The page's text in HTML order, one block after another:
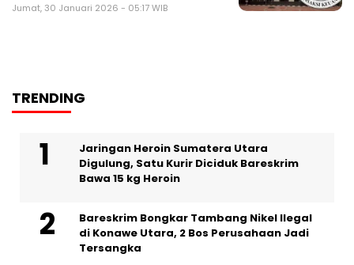
Jumat, 30 Januari 2026 - 05:17 WIB
TRENDING
Jaringan Heroin Sumatera Utara
Digulung, Satu Kurir Diciduk Bareskrim
Bawa 15 kg Heroin
Bareskrim Bongkar Tambang Nikel Ilegal
di Konawe Utara, 2 Bos Perusahaan Jadi
Tersangka